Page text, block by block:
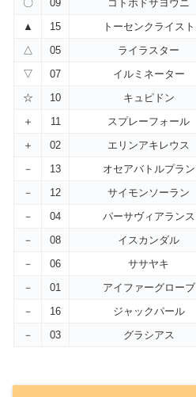
〇 09 コトホドサヨウニ
▲
15 トーセンクライスト
△
05 ライラスター
▽
07 イルミネーター
☆
10 キュピドン
＋
11 スプレーフォール
＋
02 エリンアキレウス
－
13 オセアバトルプラン
－
12 サイモンソーラン
－
04 パーサヴィアランス
－
08 イスカンダル
－
06 ササヤキ
－
01 アイファーグローブ
－
16 ジャックパール
－
03 グラシアス